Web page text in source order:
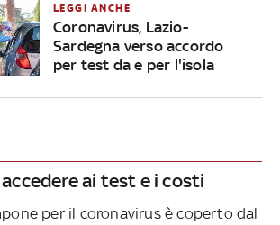
LEGGI ANCHE
Coronavirus, Lazio-
Sardegna verso accordo
per test da e per l'isola
ai test e i costi
per il coronavirus è coperto dal